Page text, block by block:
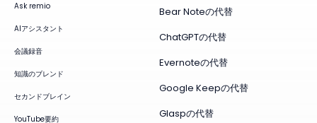
Ask remio
AIアシスタント
会議録音
知識のブレンド
セカンドブレイン
YouTube要約
Bear Noteの代替
ChatGPTの代替
Evernoteの代替
Google Keepの代替
Glaspの代替